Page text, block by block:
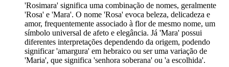
'Rosimara' significa uma combinação de nomes, geralmente
'Rosa' e 'Mara'. O nome 'Rosa' evoca beleza, delicadeza e
amor, frequentemente associado à flor de mesmo nome, um
símbolo universal de afeto e elegância. Já 'Mara' possui
diferentes interpretações dependendo da origem, podendo
significar 'amargura' em hebraico ou ser uma variação de
'Maria', que significa 'senhora soberana' ou 'a escolhida'.